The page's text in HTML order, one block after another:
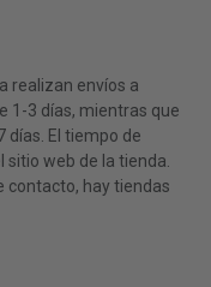
realizan envíos a
1-3 días, mientras que
días. El tiempo de
sitio web de la tienda.
contacto, hay tiendas